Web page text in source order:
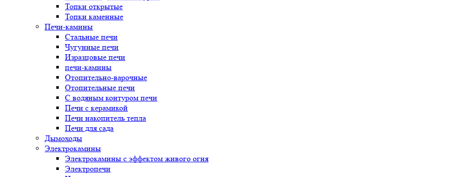
Топки открытые
Топки каменные
Печи-камины
Стальные печи
Чугунные печи
Изразцовые печи
печи-камины
Отопительно-варочные
Отопительные печи
С водяным контуром печи
Печи с керамикой
Печи накопитель тепла
Печи для сада
Дымоходы
Электрокамины
Электрокамины с эффектом живого огня
Электропечи